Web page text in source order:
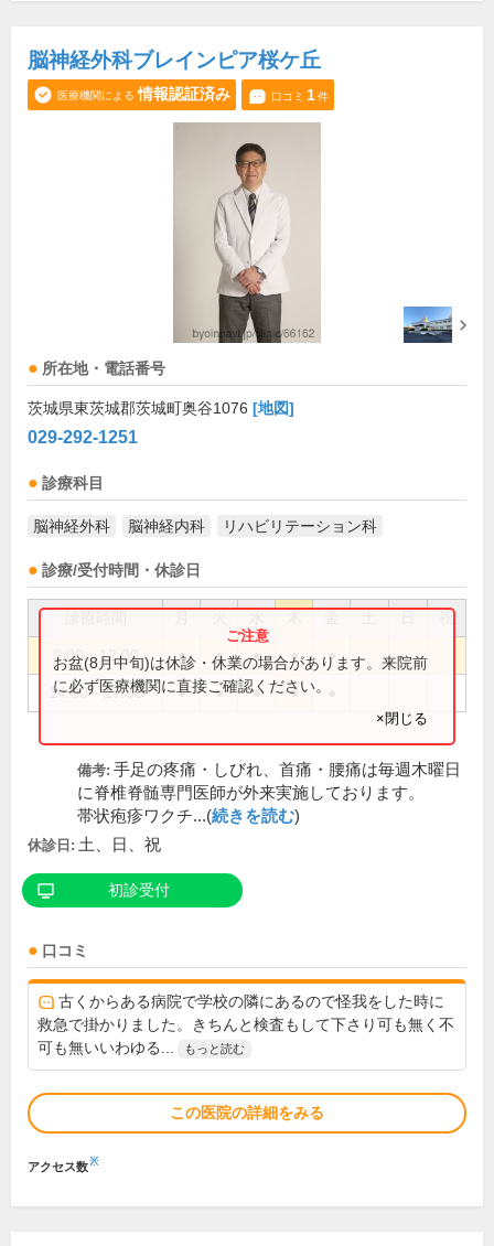
脳神経外科ブレインピア桜ケ丘
医療機関による 情報認証済み 口コミ 1件
所在地・電話番号
茨城県東茨城郡茨城町奥谷1076 [地図]
029-292-1251
診療科目
脳神経外科 脳神経内科 リハビリテーション科
診療/受付時間・休診日
祝
9:00～12:00 ● ● ● ● ●
14:00～17:00 ● ● ● ●
お盆(8月中旬)は休診・休業の場合があります。来院前
に必ず医療機関に直接ご確認ください。
×閉じる
備考: 手足の疼痛・しびれ、首痛・腰痛は毎週木曜日
に脊椎脊髄専門医師が外来実施しております。
帯状疱疹ワクチ...(続きを読む)
休診日: 土、日、祝
初診受付
口コミ
古くからある病院で学校の隣にあるので怪我をした時に
救急で掛かりました。きちんと検査もして下さり可も無く不
可も無いいわゆる...
もっと読む
この医院の詳細をみる
アクセス数※